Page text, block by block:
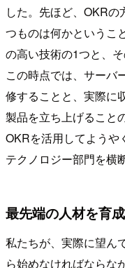
した。先ほど、OKR
つものは何かというこ
の高い技術の1つと、
この時点では、サーバ
修することと、実際に
製品を立ち上げること
OKRを活用してようや
テクノロジー部門を横
最先端の人材を育
私たちが、実際に望ん
ら始めなければならな